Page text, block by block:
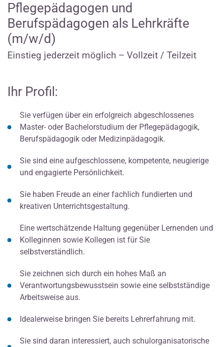
Pflegepädagogen und
Berufspädagogen als Lehrkräfte
(m/w/d)
Einstieg jederzeit möglich – Vollzeit / Teilzeit
Ihr Profil:
Sie verfügen über ein erfolgreich abgeschlossenes
Master- oder Bachelorstudium der Pflegepädagogik,
Berufspädagogik oder Medizinpädagogik.
Sie sind eine aufgeschlossene, kompetente, neugierige
und engagierte Persönlichkeit.
Sie haben Freude an einer fachlich fundierten und
kreativen Unterrichtsgestaltung.
Eine wertschätzende Haltung gegenüber Lernenden und
Kolleginnen sowie Kollegen ist für Sie
selbstverständlich.
Sie zeichnen sich durch ein hohes Maß an
Verantwortungsbewusstsein sowie eine selbstständige
Arbeitsweise aus.
Idealerweise bringen Sie bereits Lehrerfahrung mit.
Sie sind daran interessiert, auch schulorganisatorische